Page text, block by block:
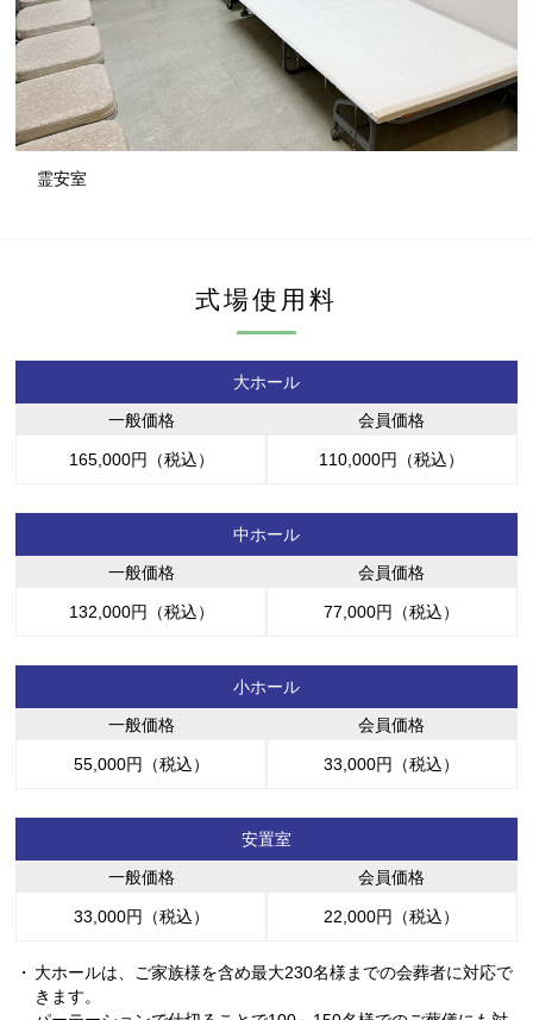
霊安室
式場使用料
大ホール
一般価格
165,000円（税込）
会員価格
110,000円（税込）
中ホール
一般価格
132,000円（税込）
会員価格
77,000円（税込）
小ホール
一般価格
55,000円（税込）
会員価格
33,000円（税込）
安置室
一般価格
33,000円（税込）
会員価格
22,000円（税込）
大ホールは、ご家族様を含め最大230名様までの会葬者に対応で
きます。